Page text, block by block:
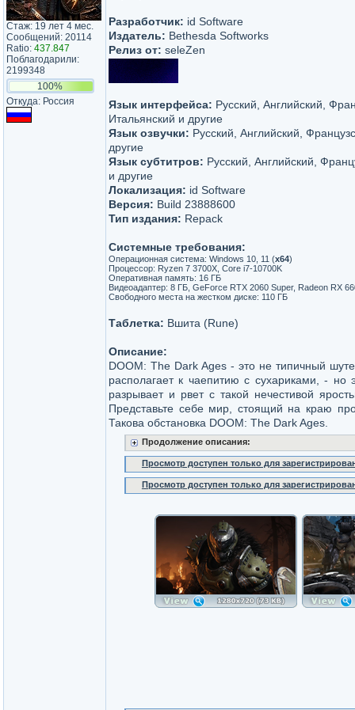
Стаж: 19 лет 4 мес.
Сообщений: 20114
Ratio: 437.847
Поблагодарили:
2199348
100%
Откуда: Россия
Разработчик: id Software
Издатель: Bethesda Softworks
Релиз от: seleZen
Язык интерфейса: Русский, Английский,
Итальянский и другие
Язык озвучки: Русский, Английский,
другие
Язык субтитров: Русский, Английский,
и другие
Локализация: id Software
Версия: Build 23888600
Тип издания: Repack
Системные требования:
Операционная система: Windows 10, 11 (х64)
Процессор: Ryzen 7 3700X, Core i7-10700K
Оперативная память: 16 ГБ
Видеоадаптер: 8 ГБ, GeForce RTX 2060 Super, Radeon RX
Свободного места на жестком диске: 110 ГБ
Таблетка: Вшита (Rune)
Описание:
DOOM: The Dark Ages - это не типичный
располагает к чаепитию с сухариками, -
разрывает и рвет с такой нечестивой
Представьте себе мир, стоящий на краю
Такова обстановка DOOM: The Dark Ages.
Продолжение описания:
Просмотр доступен только для
Просмотр доступен только для